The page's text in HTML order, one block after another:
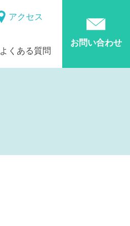
アクセス
よくある質問
お問い合わせ